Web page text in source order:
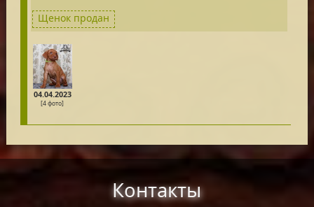
Щенок продан
04.04.2023
[4 фото]
Контакты